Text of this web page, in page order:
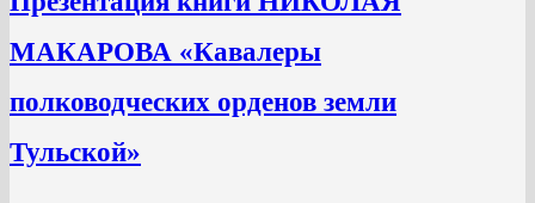
МАКАРОВА «Кавалеры
полководческих орденов земли
Тульской»